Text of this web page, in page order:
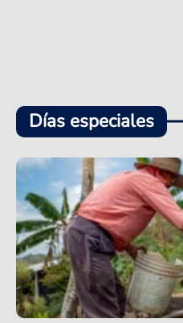
Días especiales